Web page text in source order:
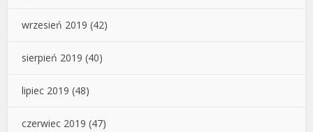
wrzesień 2019 (42)
sierpień 2019 (40)
lipiec 2019 (48)
czerwiec 2019 (47)